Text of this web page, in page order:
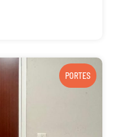
PORTES